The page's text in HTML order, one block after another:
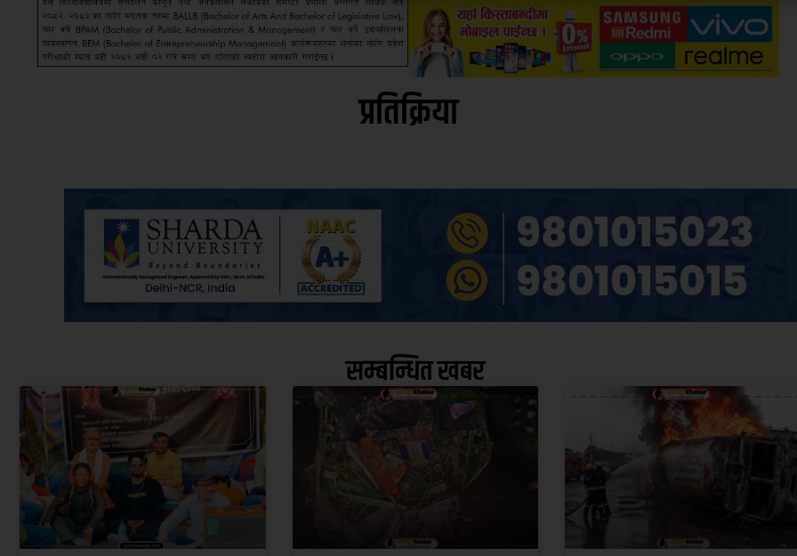
प्रतिक्रिया
सम्बन्धित खबर